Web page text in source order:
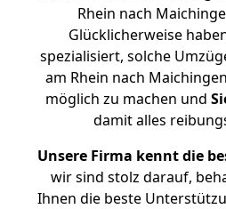
Rhein nach
Glücklicherweise
spezialisiert, solche
am Rhein nach
möglich zu machen und
damit alles
Unsere Firma kennt die
wir sind stolz darauf,
Ihnen die beste